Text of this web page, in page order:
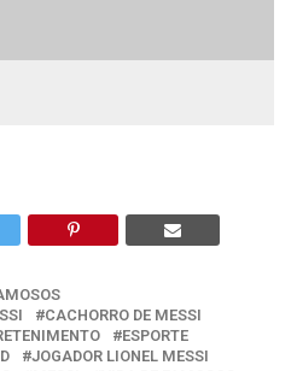
CACHORRO DE MESSI
ESPORTE
JOGADOR LIONEL MESSI